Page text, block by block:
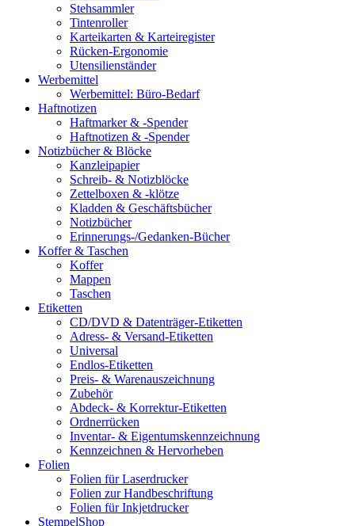
Stehsammler
Tintenroller
Karteikarten & Karteiregister
Rücken-Ergonomie
Utensilienständer
Werbemittel
Werbemittel: Büro-Bedarf
Haftnotizen
Haftmarker & -Spender
Haftnotizen & -Spender
Notizbücher & Blöcke
Kanzleipapier
Schreib- & Notizblöcke
Zettelboxen & -klötze
Kladden & Geschäftsbücher
Notizbücher
Erinnerungs-/Gedanken-Bücher
Koffer & Taschen
Koffer
Mappen
Taschen
Etiketten
CD/DVD & Datenträger-Etiketten
Adress- & Versand-Etiketten
Universal
Endlos-Etiketten
Preis- & Warenauszeichnung
Zubehör
Abdeck- & Korrektur-Etiketten
Ordnerrücken
Inventar- & Eigentumskennzeichnung
Kennzeichnen & Hervorheben
Folien
Folien für Laserdrucker
Folien zur Handbeschriftung
Folien für Inkjetdrucker
StempelShop